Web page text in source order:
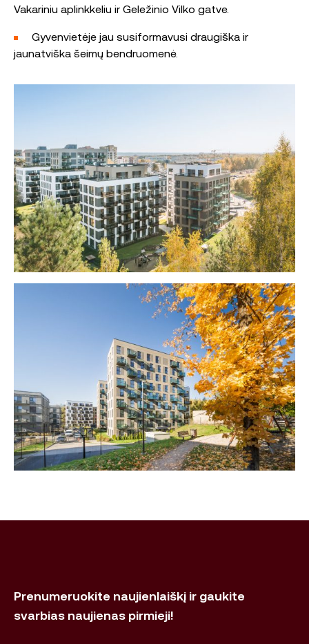
Vakariniu aplinkkeliu ir Geležinio Vilko gatve.
Gyvenvietėje jau susiformavusi draugiška ir
jaunatviška šeimų bendruomenė.
Prenumeruokite naujienlaiškį ir gaukite
svarbias naujienas pirmieji!